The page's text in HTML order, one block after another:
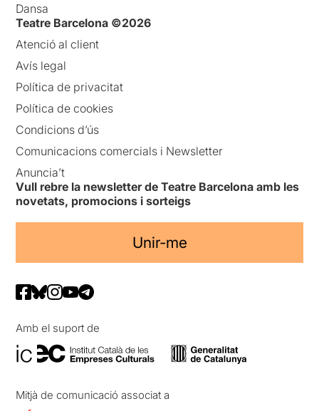
Dansa
Teatre Barcelona ©2026
Atenció al client
Avís legal
Política de privacitat
Política de cookies
Condicions d’ús
Comunicacions comercials i Newsletter
Anuncia’t
Vull rebre la newsletter de Teatre Barcelona amb les
novetats, promocions i sorteigs
Unir-me
Amb el suport de
Mitjà de comunicació associat a